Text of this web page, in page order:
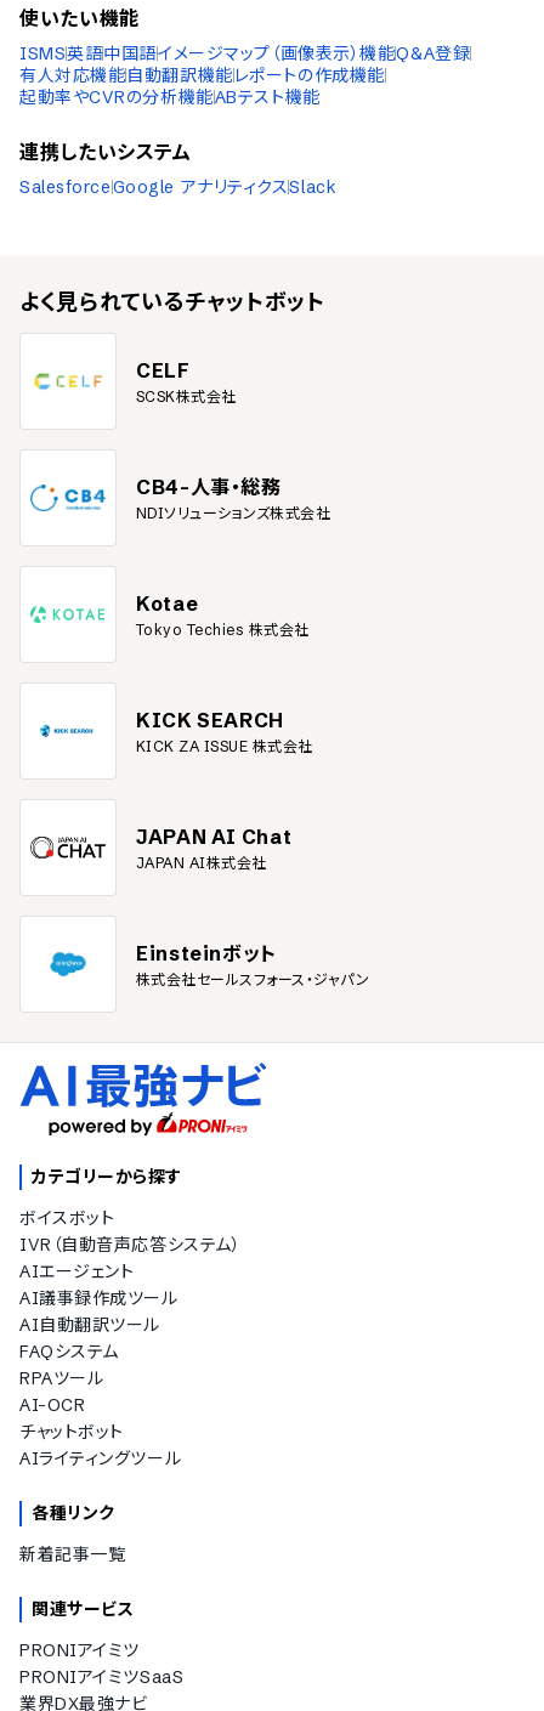
使いたい機能
ISMS英語中国語イメージマップ（画像表示）機能Q&A登録
有人対応機能自動翻訳機能レポートの作成機能
起動率やCVRの分析機能ABテスト機能
連携したいシステム
SalesforceGoogle アナリティクスSlack
よく見られているチャットボット
CELF
SCSK株式会社
CB4-人事・総務
NDIソリューションズ株式会社
Kotae
Tokyo Techies 株式会社
KICK SEARCH
KICK ZA ISSUE 株式会社
JAPAN AI Chat
JAPAN AI株式会社
Einsteinボット
株式会社セールスフォース・ジャパン
カテゴリーから探す
ボイスボット
IVR（自動音声応答システム）
AIエージェント
AI議事録作成ツール
AI自動翻訳ツール
FAQシステム
RPAツール
AI-OCR
チャットボット
AIライティングツール
各種リンク
新着記事一覧
関連サービス
PRONIアイミツ
PRONIアイミツSaaS
業界DX最強ナビ